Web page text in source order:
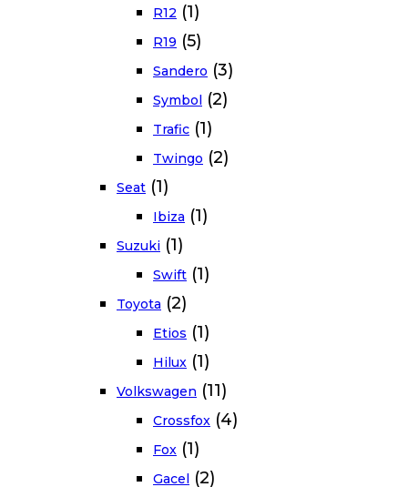
R12 (1)
R19 (5)
Sandero (3)
Symbol (2)
Trafic (1)
Twingo (2)
Seat (1)
Ibiza (1)
Suzuki (1)
Swift (1)
Toyota (2)
Etios (1)
Hilux (1)
Volkswagen (11)
Crossfox (4)
Fox (1)
Gacel (2)